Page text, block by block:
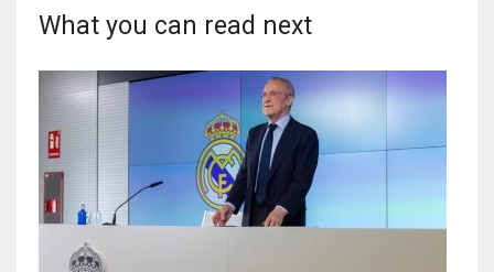
What you can read next